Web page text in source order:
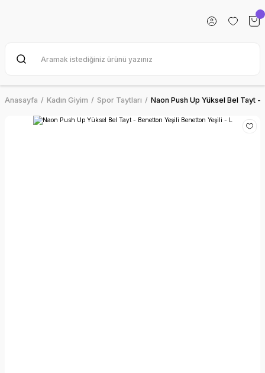
Anasayfa Kadın Giyim Spor Taytları Naon Push Up Yüksel Bel Tayt